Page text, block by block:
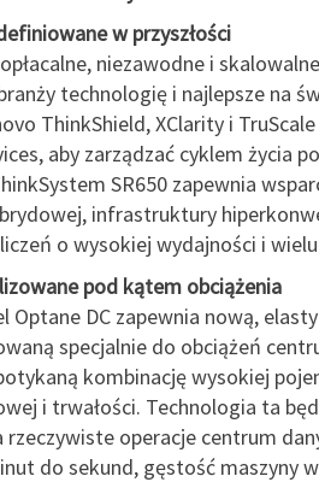
w przyszłości
niezawodne i
technologię i najlepsze na
ThinkShield, XClarity i TruScale
aby zarządzać cyklem życia
SR650 zapewnia
infrastruktury
o wysokiej wydajności i
pod kątem obciążenia
Optane DC zapewnia nową,
specjalnie do obciążeń
kombinację wysokiej
i trwałości. Technologia ta
rzeczywiste operacje centrum
do sekund, gęstość maszyny